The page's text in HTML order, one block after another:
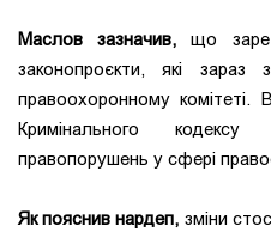
Маслов зазначив,що
законопроєкти, які зараз
правоохоронному
Кримінального
правопорушень у сфері
Як пояснив нардеп, зміни